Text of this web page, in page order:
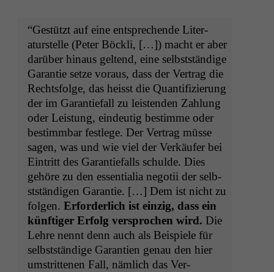
“Gestützt auf eine entsprechende Lit­er­
aturstelle (Peter Böck­li, […]) macht er aber
darüber hin­aus gel­tend, eine selb­st­ständi­ge
Garantie set­ze voraus, dass der Ver­trag die
Rechts­folge, das heisst die Quan­tifizierung
der im Garantiefall zu leis­ten­den Zahlung
oder Leis­tung, ein­deutig bes­timme oder
bes­timm­bar fes­tlege. Der Ver­trag müsse
sagen, was und wie viel der Verkäufer bei
Ein­tritt des Garantiefalls schulde. Dies
gehöre zu den essen­tialia negotii der selb­
st­ständi­gen Garantie. […] Dem ist nicht zu
fol­gen. Erforder­lich ist einzig, dass ein
kün­ftiger Erfolg ver­sprochen wird. Die
Lehre nen­nt denn auch als Beispiele für
selb­st­ständi­ge Garantien genau den hier
umstrit­te­nen Fall, näm­lich das Ver­